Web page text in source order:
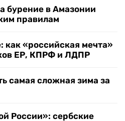
бурение в Амазонии
правилам
как «российская мечта»
ЕР, КПРФ и ЛДПР
самая сложная зима за
России»: сербские